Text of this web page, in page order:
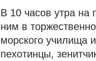
В 10 часов утра
ним в
морского училища
пехотинцы,